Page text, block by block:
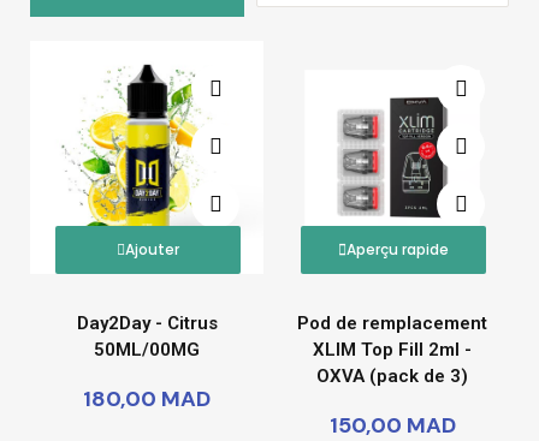
Ajouter
Day2Day - Citrus
50ML/00MG
180,00 MAD
Aperçu rapide
Pod de remplacement
XLIM Top Fill 2ml -
OXVA (pack de 3)
150,00 MAD